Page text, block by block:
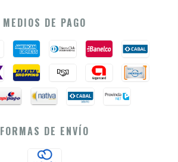
MEDIOS DE PAGO
FORMAS DE ENVÍO